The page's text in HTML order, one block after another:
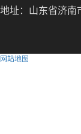
地址：山东省济南
网站地图